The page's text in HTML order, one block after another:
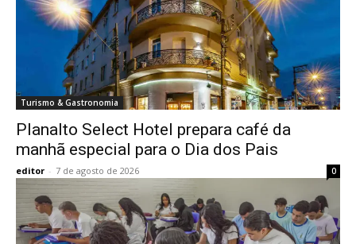
Turismo & Gastronomia
Planalto Select Hotel prepara café da
manhã especial para o Dia dos Pais
editor - 7 de agosto de 2026 0